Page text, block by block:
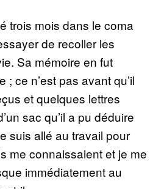
trois mois dans le coma
de recoller les
Sa mémoire en fut
; ce n’est pas avant qu’il
et quelques lettres
sac qu’il a pu déduire
suis allé au travail pour
me connaissaient et je me
immédiatement au